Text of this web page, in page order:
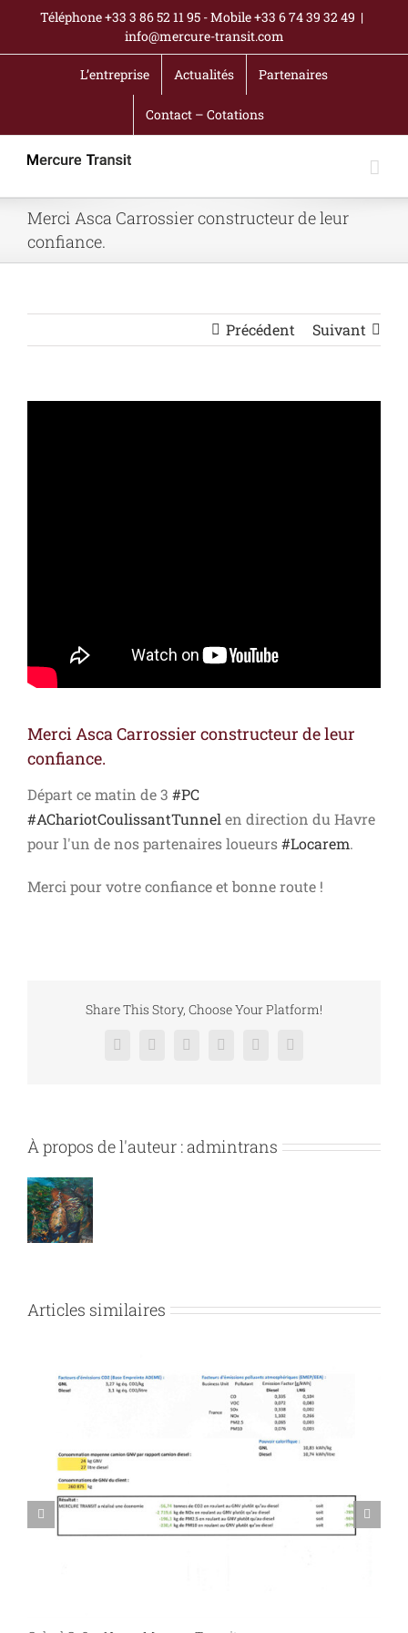
Passer
contenu
Téléphone +33 3 86 52 11 95 - Mobile +33 6 74 39 32 49 |
info@mercure-transit.com
L’entreprise Actualités Partenaires
Contact – Cotations
Merci Asca Carrossier constructeur de leur
confiance.
Précédent Suivant
Merci Asca Carrossier constructeur de leur
confiance.
Départ ce matin de 3 #PC
#AChariotCoulissantTunnelen direction du Havre
pour l'un de nos partenaires loueurs#Locarem.
Merci pour votre confiance et bonne route !
Share This Story, Choose Your Platform!
Facebook
X RedditLinkedInPinterestVk
À propos de l'auteur :admintrans
Articles similaires